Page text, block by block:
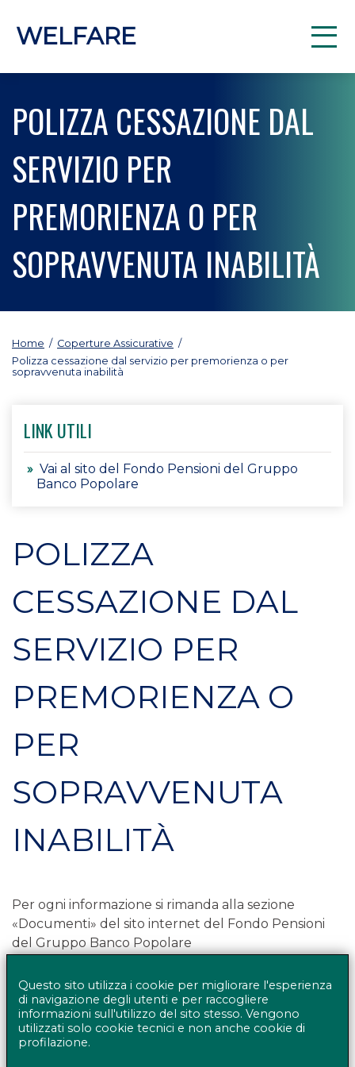
Questo sito utilizza i cookie per migliorare l'esperienza
di navigazione degli utenti e per raccogliere
informazioni sull'utilizzo del sito stesso. Vengono
utilizzati solo cookie tecnici e non anche cookie di
profilazione.
WELFARE
POLIZZA CESSAZIONE DAL
SERVIZIO PER
PREMORIENZA O PER
SOPRAVVENUTA INABILITÀ
Home / Coperture Assicurative /
Polizza cessazione dal servizio per premorienza o per
sopravvenuta inabilità
LINK UTILI
Vai al sito del Fondo Pensioni del Gruppo
Banco Popolare
POLIZZA
CESSAZIONE DAL
SERVIZIO PER
PREMORIENZA O
PER
SOPRAVVENUTA
INABILITÀ
Per ogni informazione si rimanda alla sezione
«Documenti» del sito internet del Fondo Pensioni
del Gruppo Banco Popolare